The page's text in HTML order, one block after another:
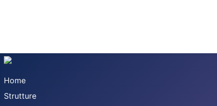
Home
Strutture